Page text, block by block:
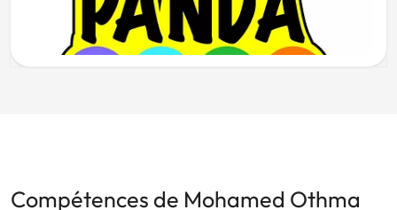
Compétences de Mohamed Othma